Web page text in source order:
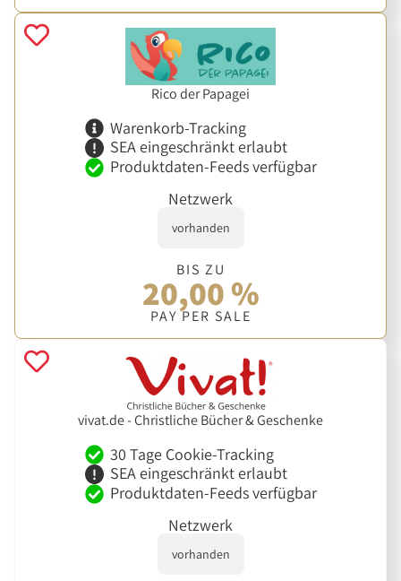
Rico der Papagei
Warenkorb-Tracking
SEA eingeschränkt erlaubt
Produktdaten-Feeds verfügbar
Netzwerk
vorhanden
BIS ZU
20,00 %
PAY PER SALE
vivat.de - Christliche Bücher & Geschenke
30 Tage Cookie-Tracking
SEA eingeschränkt erlaubt
Produktdaten-Feeds verfügbar
Netzwerk
vorhanden